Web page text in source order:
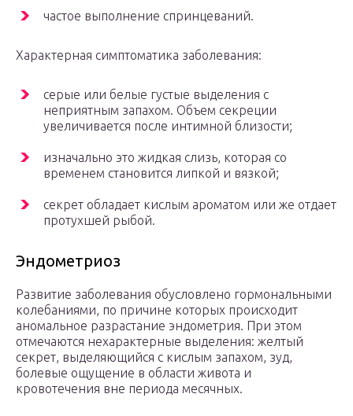
частое выполнение спринцеваний.
Характерная симптоматика заболевания:
серые или белые густые выделения с
неприятным запахом. Объем секреции
увеличивается после интимной близости;
изначально это жидкая слизь, которая со
временем становится липкой и вязкой;
секрет обладает кислым ароматом или же отдает
протухшей рыбой.
Эндометриоз
Развитие заболевания обусловлено гормональными
колебаниями, по причине которых происходит
аномальное разрастание эндометрия. При этом
отмечаются нехарактерные выделения: желтый
секрет, выделяющийся с кислым запахом, зуд,
болевые ощущение в области живота и
кровотечения вне периода месячных.